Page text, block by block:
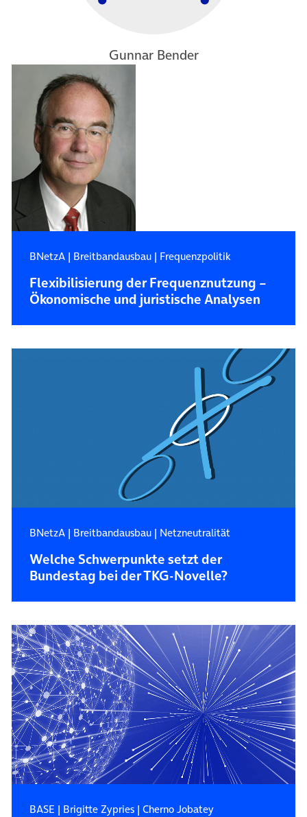
Gunnar Bender
BNetzA| Breitbandausbau| Frequenzpolitik
Flexibilisierung der Frequenznutzung –
Ökonomische und juristische Analysen
BNetzA| Breitbandausbau| Netzneutralität
Welche Schwerpunkte setzt der
Bundestag bei der TKG-Novelle?
BASE | Brigitte Zypries| Cherno Jobatey